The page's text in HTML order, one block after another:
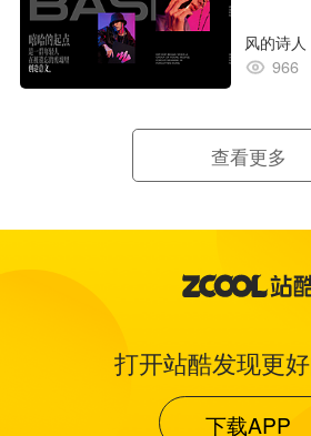
风的诗人
966
查看更多
打开站酷发现更
下载APP